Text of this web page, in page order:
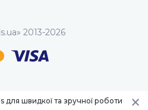
2013-2026
швидкої та зручної роботи